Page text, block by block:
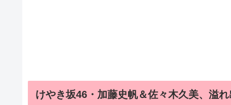
けやき坂46・加藤史帆＆佐々木久美、溢